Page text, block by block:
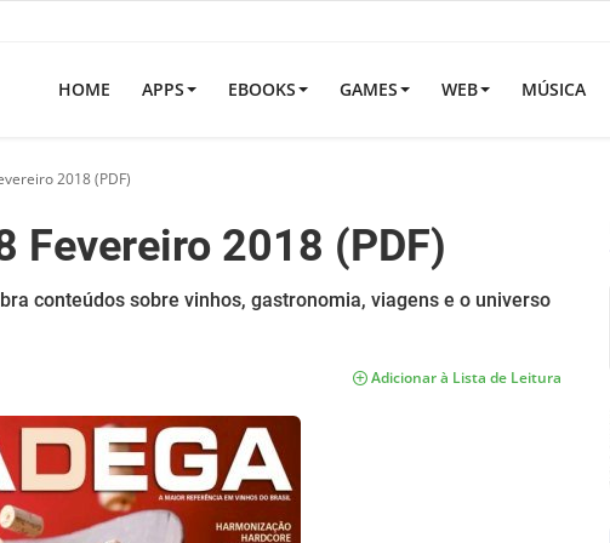
HOME APPS EBOOKS GAMES WEB MÚSICA
2018 (PDF)
Fevereiro 2018 (PDF)
conteúdos sobre vinhos, gastronomia, viagens e o universo
Adicionar à Lista de Leitura